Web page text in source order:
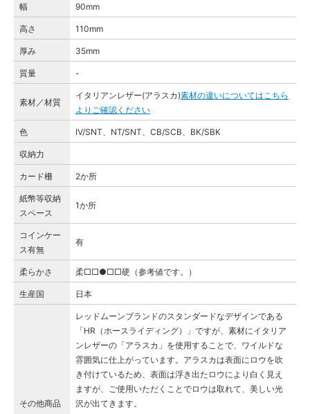
幅 90mm
高さ 110mm
厚み 35mm
質量 -
素材／材質
イタリアンレザー(アラスカ)素材の違いについてはこちら
よりご確認ください
色 IV/SNT、NT/SNT、CB/SCB、BK/SBK
収納力
カード柵 2か所
紙幣等収納
スペース
1か所
コインケー
ス有無
有
柔らかさ 柔□□●□□硬（参考値です。）
生産国 日本
その他商品
レッドムーンブランドのスタンダードなデザインである
「HR（ホースライディング）」ですが、素材にイタリア
ンレザーの「アラスカ」を使用することで、ワイルドな
雰囲気に仕上がっています。アラスカは表面にロウを吹
き付けているため、表面は浮き出たロウにより白く見え
ますが、ご使用いただくことでロウは取れて、美しい光
沢が出てきます。